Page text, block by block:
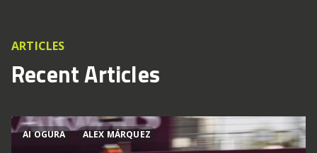
ARTICLES
Recent Articles
AI OGURA ALEX MÁRQUEZ